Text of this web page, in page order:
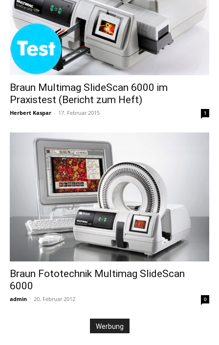
Braun Multimag SlideScan 6000 im
Praxistest (Bericht zum Heft)
Herbert Kaspar - 17. Februar 2015 1
Braun Fototechnik Multimag SlideScan
6000
admin - 20. Februar 2012 0
Werbung